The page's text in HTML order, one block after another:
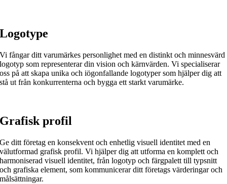
Logotype
Vi fångar ditt varumärkes personlighet med en distinkt och minnesvärd
logotyp som representerar din vision och kärnvärden. Vi specialiserar
oss på att skapa unika och iögonfallande logotyper som hjälper dig att
stå ut från konkurrenterna och bygga ett starkt varumärke.
Grafisk profil
Ge ditt företag en konsekvent och enhetlig visuell identitet med en
välutformad grafisk profil. Vi hjälper dig att utforma en komplett och
harmoniserad visuell identitet, från logotyp och färgpalett till typsnitt
och grafiska element, som kommunicerar ditt företags värderingar och
målsättningar.